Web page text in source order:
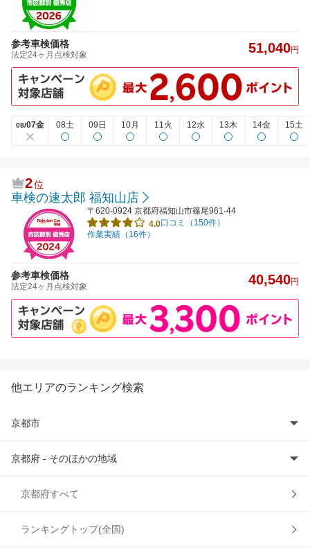
他エリアのランキング検索
京都市
京都市右京区
京都市上京区
京都市北区
京都府 - そのほかの地域
宇治市
乙訓郡
京都府すべて
ランキングトップ(全国)
参考車検価格
法定24ヶ月点検対象 51,040円
08/07金 08土 09日 10月 11火 12水 13木 14金 15土
2位
車検の速太郎 福知山店
〒620-0924 京都府福知山市篠尾961-44
4.0口コミ（150件）
作業実績（16件）
参考車検価格
法定24ヶ月点検対象 40,540円